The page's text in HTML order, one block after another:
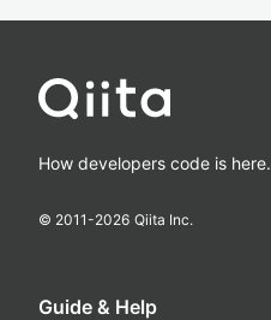
How developers code is here.
© 2011-2026 Qiita Inc.
Guide & Help